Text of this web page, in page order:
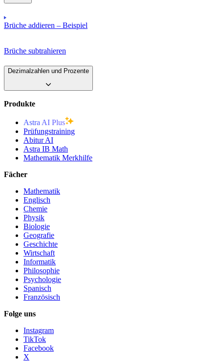
Brüche addieren – Beispiel
Brüche subtrahieren
Dezimalzahlen und Prozente
Produkte
Astra AI Plus
Prüfungstraining
Abitur AI
Astra IB Math
Mathematik Merkhilfe
Fächer
Mathematik
Englisch
Chemie
Physik
Biologie
Geografie
Geschichte
Wirtschaft
Informatik
Philosophie
Psychologie
Spanisch
Französisch
Folge uns
Instagram
TikTok
Facebook
X